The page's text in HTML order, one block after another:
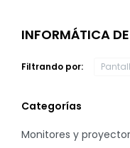
INFORMÁTICA
Filtrando por:
Categorías
Monitores y